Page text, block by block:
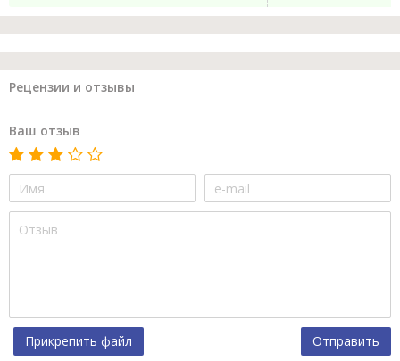
Рецензии и отзывы
Ваш отзыв
Прикрепить файл Отправить